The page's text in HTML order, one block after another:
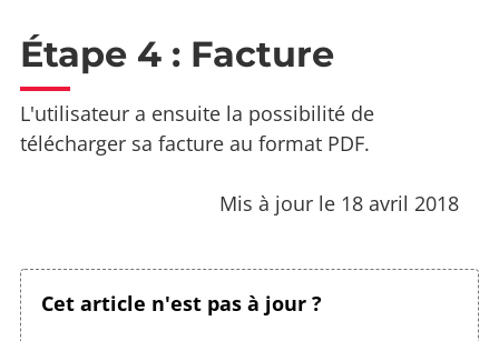
Étape 4 : Facture
L'utilisateur a ensuite la possibilité de
télécharger sa facture au format PDF.
Mis à jour le 18 avril 2018
Cet article n'est pas à jour ?